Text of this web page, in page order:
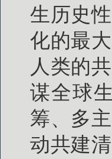
生历史
化的最
人类的
谋全球
筹、多
动共建